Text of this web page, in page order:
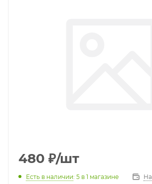
480 ₽/шт
Есть в наличии: 5 в 1 магазине